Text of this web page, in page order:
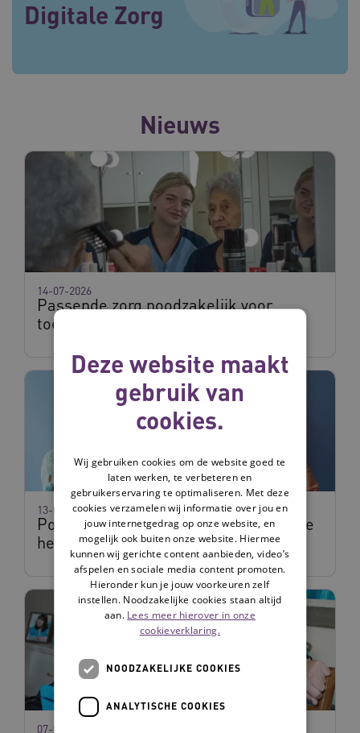
Digitale Zorg
Nieuws
Passende zorg noodzakelijk voor
toegankelijkheid zorg
14-07-2026
Podcast: hoe zet je als zorgorganisatie
het leven meer centraal?
13-07-2026
07-07-2026
Deze website maakt
gebruik van
cookies.
Wij gebruiken cookies om de website goed te
laten werken, te verbeteren en
gebruikerservaring te optimaliseren. Met deze
cookies verzamelen wij informatie over jou en
jouw internetgedrag op onze website, en
mogelijk ook buiten onze website. Hiermee
kunnen wij gerichte content aanbieden, video’s
afspelen en sociale media content promoten.
Hieronder kun je jouw voorkeuren zelf
instellen. Noodzakelijke cookies staan altijd
aan. Lees meer hierover in onze
cookieverklaring.
NOODZAKELIJKE COOKIES
ANALYTISCHE COOKIES